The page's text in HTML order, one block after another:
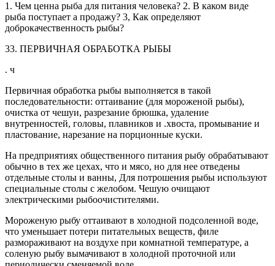
1. Чем ценна рыба для питания человека? 2. В каком виде
рыба поступает а продажу? 3, Как определяют
доброкачественность рыбы?
33. ПЕРВИЧНАЯ ОБРАБОТКА РЫБЫ
. ч
Первичная обработка рыбы выполняется в такой
последовательности: оттаивание (для мороженой рыбы),
очистка от чешуи, разрезание брюшка, удаление
внутренностей, головы, плавников и .хвоста, промывание и
пластование, нарезание на порционные куски.
На предприятиях общественного питания рыбу обрабатывают
обычно в тех же цехах, что и мясо, но для нее отведены
отдельные столы и ванны, Для потрошения рыбы используют
специальные столы с желобом. Чешую очищают
электрическими рыбоочистителями.
Мороженую рыбу оттаивают в холодной подсоленной воде,
что уменьшает потери питательных веществ, филе
размораживают на воздухе при комнатной температуре, а
соленую рыбу вымачивают в холодной проточной или